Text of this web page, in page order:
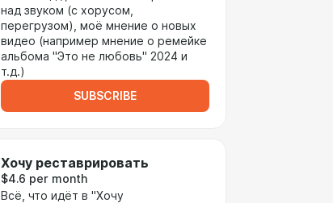
над звуком (с хорусом,
перегрузом), моё мнение о новых
видео (например мнение о ремейке
альбома "Это не любовь" 2024 и
т.д.)
SUBSCRIBE
Хочу реставрировать
$4.6 per month
Всё, что идёт в "Хочу